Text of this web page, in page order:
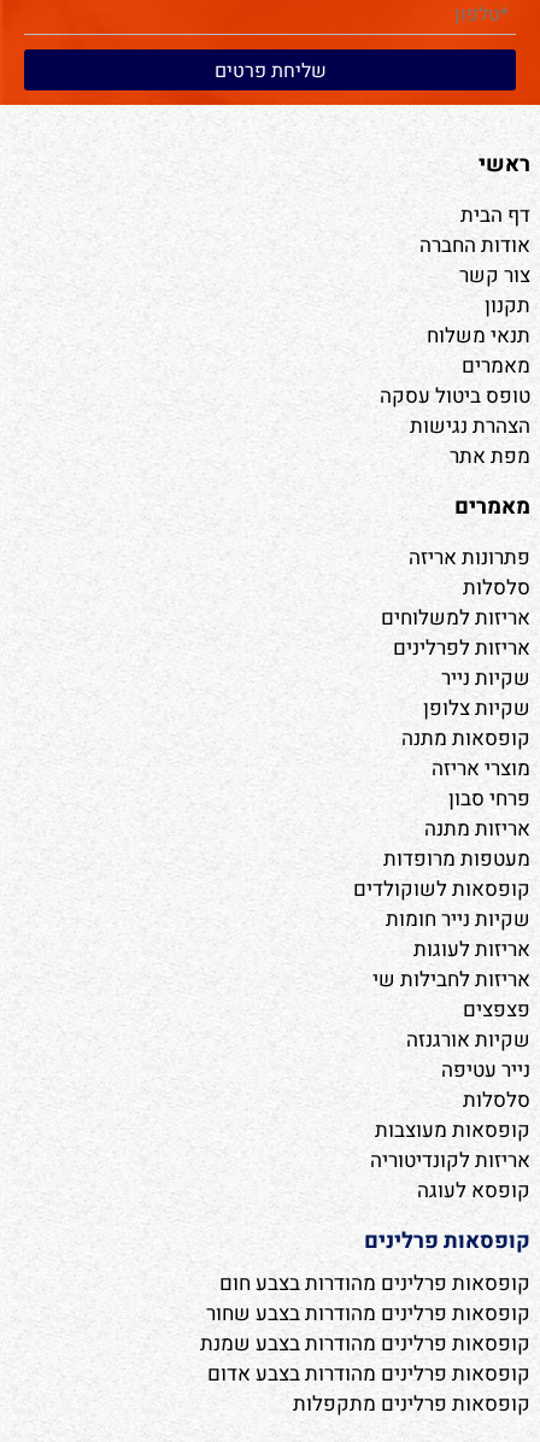
ראשי
דף הבית
אודות החברה
צור קשר
תקנון
תנאי משלוח
מאמרים
טופס ביטול עסקה
הצהרת נגישות
מפת אתר
מאמרים
פתרונות אריזה
סלסלות
אריזות למשלוחים
אריזות לפרלינים
שקיות נייר
שקיות צלופן
קופסאות מתנה
מוצרי אריזה
פרחי סבון
אריזות מתנה
מעטפות מרופדות
קופסאות לשוקולדים
שקיות נייר חומות
אריזות לעוגות
אריזות לחבילות שי
פצפצים
שקיות אורגנזה
נייר עטיפה
סלסלות
קופסאות מעוצבות
אריזות לקונדיטוריה
קופסא לעוגה
קופסאות פרלינים
קופסאות פרלינים מהודרות בצבע חום
קופסאות פרלינים מהודרות בצבע שחור
קופסאות פרלינים מהודרות בצבע שמנת
קופסאות פרלינים מהודרות בצבע אדום
קופסאות פרלינים מתקפלות